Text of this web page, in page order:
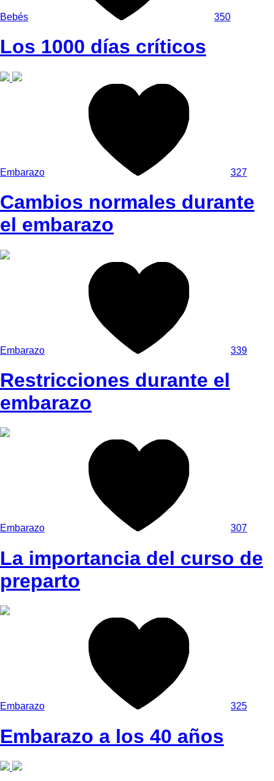
Bebés 350
Los 1000 días críticos
Embarazo 327
Cambios normales durante
el embarazo
Embarazo 339
Restricciones durante el
embarazo
Embarazo 307
La importancia del curso de
preparto
Embarazo 325
Embarazo a los 40 años